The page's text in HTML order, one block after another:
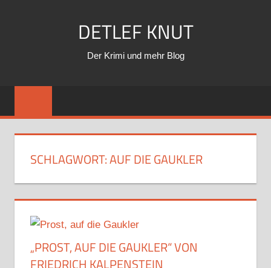
DETLEF KNUT
Der Krimi und mehr Blog
SCHLAGWORT:AUF DIE GAUKLER
„PROST, AUF DIE GAUKLER“ VON
FRIEDRICH KALPENSTEIN